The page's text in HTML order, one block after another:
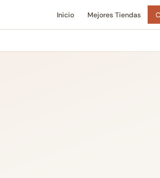
Inicio Mejores Tiendas